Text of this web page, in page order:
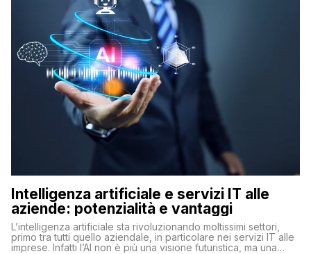
Intelligenza artificiale e servizi IT alle
aziende: potenzialità e vantaggi
L’intelligenza artificiale sta rivoluzionando moltissimi settori,
primo tra tutti quello aziendale, in particolare nei servizi IT alle
imprese. Infatti l’AI non è più una visione futuristica, ma una